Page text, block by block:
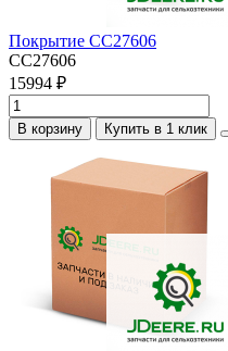
Покрытие CC27606
CC27606
15994 ₽
В корзину Купить в 1 клик